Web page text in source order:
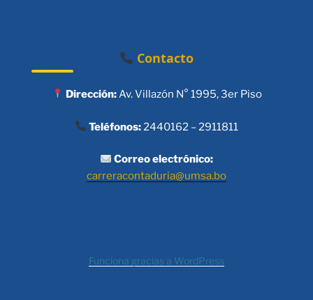
Contacto
Dirección:Av. Villazón N° 1995, 3er Piso
Teléfonos:2440162 – 2911811
Correo electrónico:
carreracontaduria@umsa.bo
Funciona gracias a WordPress